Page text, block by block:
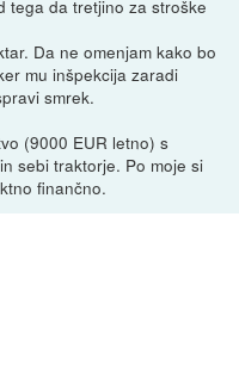
tega da tretjino za stroške
Da ne omenjam kako bo
mu inšpekcija zaradi
smrek.
(9000 EUR letno) s
sebi traktorje. Po moje si
finančno.